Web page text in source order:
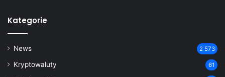
Kategorie
News 2 573
Kryptowaluty 61